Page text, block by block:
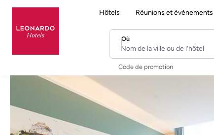
Hôtels Réunions et évènements
Où
Nom de la ville ou de l'hôtel
Code de promotion